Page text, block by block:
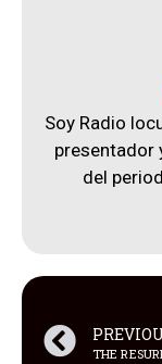
Soy Radio
presentador
del